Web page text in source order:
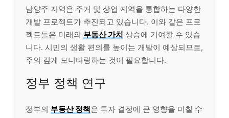
남양주 지역은 주거 및 상업 지역을 통합하는 다양한
개발 프로젝트가 추진되고 있습니다. 이와 같은 프로
젝트들은 미래의 부동산 가치 상승에 기여할 수 있습
니다. 시민의 생활 편의를 높이는 개발이 예상되므로,
주의 깊게 모니터링하는 것이 필요합니다.
정부 정책 연구
정부의 부동산 정책은 투자 결정에 큰 영향을 미칠 수